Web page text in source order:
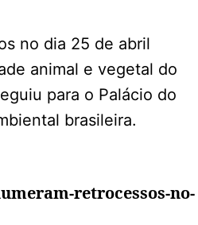
no dia 25 de abril
animal e vegetal do
para o Palácio do
brasileira.
retrocessos-no-